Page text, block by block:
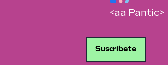
<aa Pantic>
Suscríbete